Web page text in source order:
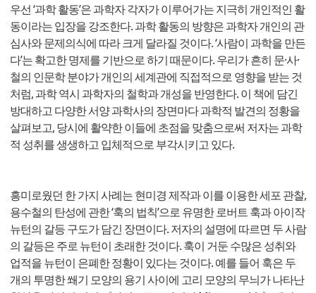
우선 ‘과학 활동’은 과학자 각자가 이루어가는 지극히 개인적인 활
동이라는 입장을 강조한다. 과학 활동의 방향은 과학자 개인의 관
심사와 문제의식에 따라 크게 달라질 것이다. ‘사람이 과학을 만든
다’는 확고한 명제를 기반으로 하기 때문이다. 우리가 흔히 문·사·
철의 인문학 분야가 개인의 세계관에 직접적으로 영향을 받는 것
처럼, 과학 역시 과학자의 철학과 개성을 반영한다. 이 책에 담긴
방대하고 다양한 서양 과학사의 장면마다 과학적 발견의 정황을
살펴보고, 당시에 활약한 이들에 초점을 맞춤으로써 저자는 과학
적 성취를 생생하고 입체적으로 부각시키고 있다.
흥미로웠던 한 가지 사례는 현미경 제작과 이를 이용한 세포 관찰,
용수철의 탄성에 관한 ‘훅의 법칙’으로 유명한 로버트 훅과 아이작
뉴턴의 갈등 구도가 담긴 장면이다. 저자의 설명에 따르면 두 사람
의 갈등은 주로 뉴턴이 초래한 것이다. 훅이 거둔 수많은 성취와
업적을 뉴턴이 은폐한 정황이 있다는 것이다. 예를 들어 훅은 두
개의 투명한 쐐기 모양의 용기 사이에 고리 모양의 무늬가 나타난